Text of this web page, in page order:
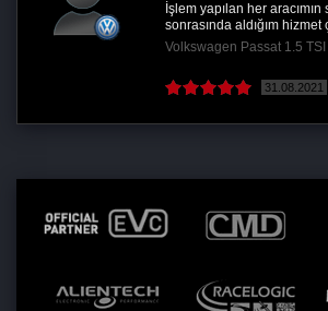
İşlem yapılan her aracımın
sonrasında aldığım
Volkswagen Passat 1.5
31.08.2021